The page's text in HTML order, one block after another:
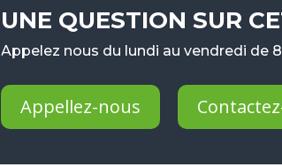
UNE QUESTION SUR
Appelez nous du lundi au vendredi de
Appellez-nous